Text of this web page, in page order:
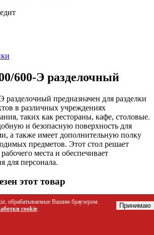
600-Э разделочный
предназначен для разделки
в различных учреждениях
таких как рестораны, кафе, столовые.
и безопасную поверхность для
а также имеет дополнительную полку
предметов. Этот стол решает
места и обеспечивает
для персонала.
этот товар
для подготовки блюд
и кафе для обработки продуктов
обрабатываемые Вашим браузером.
cookie. Принимаю